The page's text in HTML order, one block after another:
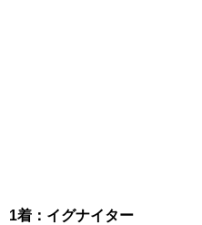
1着：イグナイター